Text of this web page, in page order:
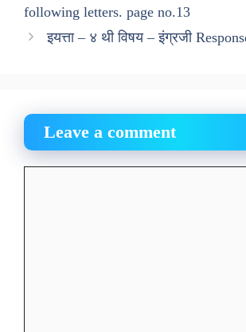
following letters. page no.13
इयत्ता – ४ थी विषय – इंग्रजी
Leave a comment